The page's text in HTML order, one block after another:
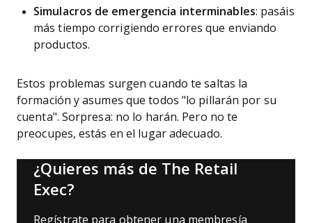
Simulacros de emergencia interminables: pasáis
más tiempo corrigiendo errores que enviando
productos.
Estos problemas surgen cuando te saltas la
formación y asumes que todos "lo pillarán por su
cuenta". Sorpresa: no lo harán. Pero no te
preocupes, estás en el lugar adecuado.
¿Quieres más de The Retail
Exec?
Regístrate para obtener una membresía